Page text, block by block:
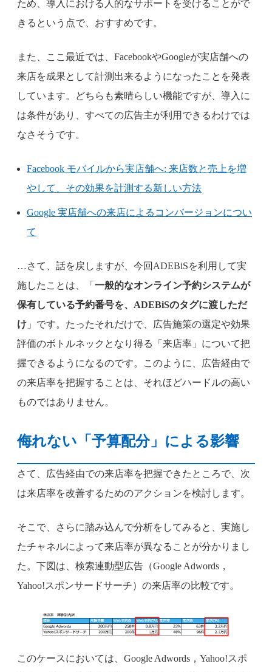
ため、導入における人的なサポートを受けることがで
きるという点で、おすすめです。
また、ここ最近では、FacebookやGoogleが実店舗への
来店を成果として計測出来るようになったことを発表
しています。どちらも素晴らしい機能ですが、導入に
は条件があり、すべての広告主が利用できるわけでは
なさそうです。
Facebook モバイルから実店舗へ: 来店数と売上を増
やして、その効果を計測する新しい方法
Google 実店舗への来店によるコンバージョンについ
て
…さて、話を戻しますが、今回ADEBiSを利用して実
施したことは、「 一般的なオンライン予約システムが
保有している予約番号を、ADEBiSのタグに渡しただ
け 」です。たったそれだけで、広告施策の選定や効果
評価のボトルネックとなり得る「来店率」について把
握できるようになるのです。このように、広告経由で
の来店率を把握することは、それほどハードルの高い
ものではありません。
侮れない「予算配分」による影響
さて、広告経由での来店率を把握できたところで、次
は来店率を改善するためのアクションを検討します。
そこで、さらに踏み込んで分析をしてみると、実施し
たチャネルによって来店率が異なることが分かりまし
た。下図は、検索連動型広告（Google Adwords，
Yahoo!スポンサードサーチ）の来店率の比較です。
このケースにおいては、Google Adwords，Yahoo!スポ